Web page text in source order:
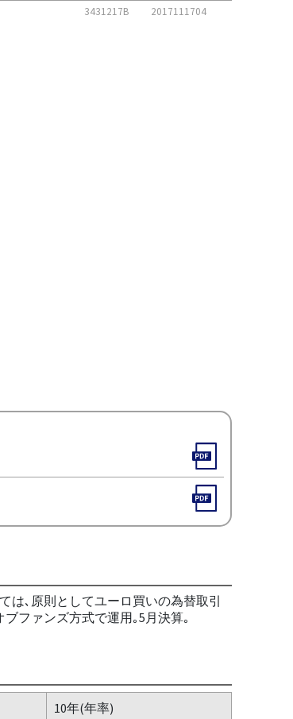
3431217B 2017111704
は､原則としてユーロ買いの為替取引
ファンズ方式で運用｡5月決算｡
10年(年率)